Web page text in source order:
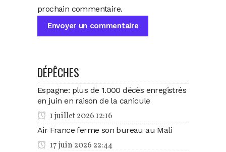
prochain commentaire.
DÉPÊCHES
Espagne: plus de 1.000 décès enregistrés
en juin en raison de la canicule
1 juillet 2026 12:16
Air France ferme son bureau au Mali
17 juin 2026 22:44